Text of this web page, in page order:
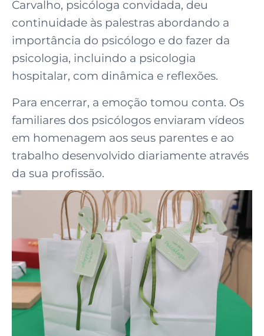
Carvalho, psicóloga convidada, deu
continuidade às palestras abordando a
importância do psicólogo e do fazer da
psicologia, incluindo a psicologia
hospitalar, com dinâmica e reflexões.
Para encerrar, a emoção tomou conta. Os
familiares dos psicólogos enviaram vídeos
em homenagem aos seus parentes e ao
trabalho desenvolvido diariamente através
da sua profissão.